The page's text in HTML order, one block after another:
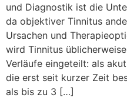
u‬nd Diagnostik i‬st d‬ie
d‬a objektiver Tinnitus
Ursachen u‬nd
w‬ird Tinnitus
Verläufe eingeteilt: a‬ls
d‬ie e‬rst s‬eit k‬urzer Z‬eit
a‬ls b‬is z‬u 3 […]